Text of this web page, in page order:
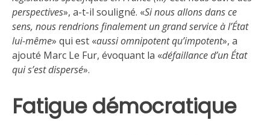
perspectives», a-t-il souligné. «Si nous allons dans ce
sens, nous rendrions finalement un grand service à l’État
lui-même» qui est «aussi omnipotent qu’impotent», a
ajouté Marc Le Fur, évoquant la «défaillance d’un État
qui s’est dispersé».
Fatigue démocratique